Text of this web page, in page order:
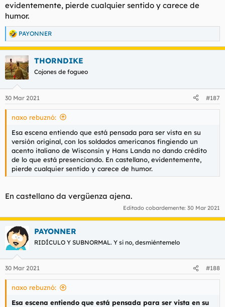
evidentemente, pierde cualquier sentido y carece de
humor.
R
e
a
c
c
i
e
s
PAYONNER
THORNDIKE
Cojones de fogueo
30 Mar 2021 #187
naxo rebuznó:
Esa escena entiendo que está pensada para ser vista en su
versión original, con los soldados americanos fingiendo un
acento italiano de Wisconsin y Hans Landa no dando crédito
de lo que está presenciando. En castellano, evidentemente,
pierde cualquier sentido y carece de humor.
En castellano da vergüenza ajena.
Editado cobardemente: 30 Mar 2021
PAYONNER
RIDÍCULO Y SUBNORMAL. Y si no, desmiéntemelo
30 Mar 2021 #188
naxo rebuznó:
Esa escena entiendo que está pensada para ser vista en su